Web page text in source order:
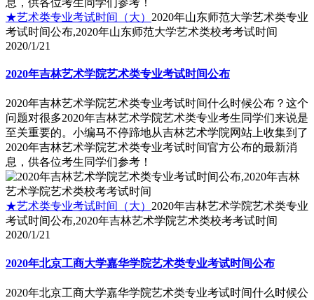
★艺术类专业考试时间（大） 2020年山东师范大学艺术类专业
考试时间公布,2020年山东师范大学艺术类校考考试时间
2020/1/21
2020年吉林艺术学院艺术类专业考试时间公布
2020年吉林艺术学院艺术类专业考试时间什么时候公布？这个
问题对很多2020年吉林艺术学院艺术类专业考生同学们来说是
至关重要的。小编马不停蹄地从吉林艺术学院网站上收集到了
2020年吉林艺术学院艺术类专业考试时间官方公布的最新消
息，供各位考生同学们参考！
★艺术类专业考试时间（大） 2020年吉林艺术学院艺术类专业
考试时间公布,2020年吉林艺术学院艺术类校考考试时间
2020/1/21
2020年北京工商大学嘉华学院艺术类专业考试时间公布
2020年北京工商大学嘉华学院艺术类专业考试时间什么时候公